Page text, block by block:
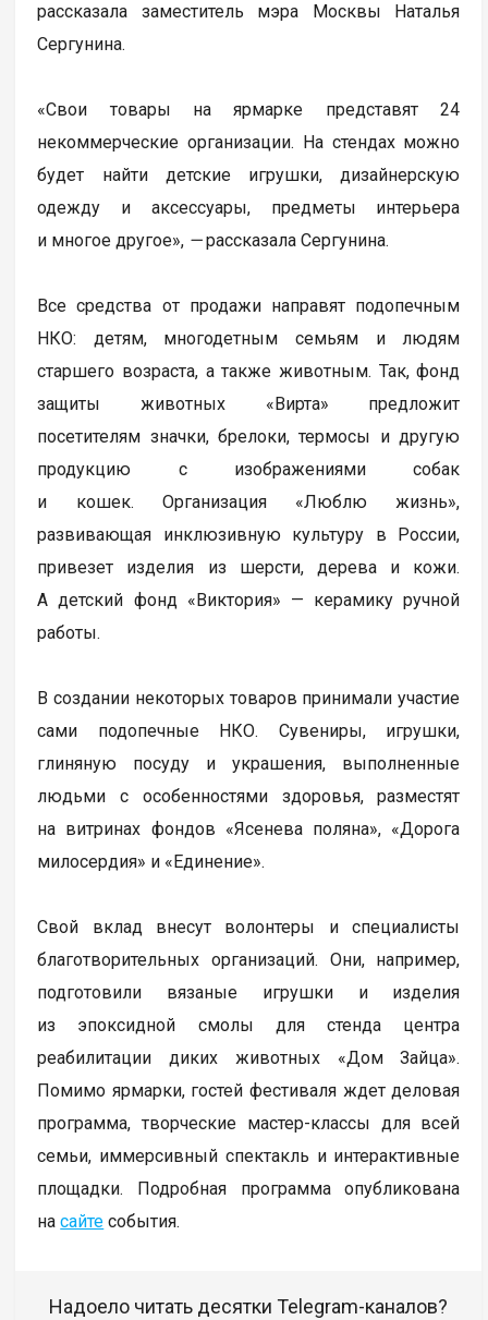
рассказала заместитель мэра Москвы Наталья
Сергунина.
«Свои товары на ярмарке представят 24
некоммерческие организации. На стендах можно
будет найти детские игрушки, дизайнерскую
одежду и аксессуары, предметы интерьера
и многое другое», —рассказала Сергунина.
Все средства от продажи направят подопечным
НКО: детям, многодетным семьям и людям
старшего возраста, а также животным. Так, фонд
защиты животных «Вирта» предложит
посетителям значки, брелоки, термосы и другую
продукцию с изображениями собак
и кошек. Организация «Люблю жизнь»,
развивающая инклюзивную культуру в России,
привезет изделия из шерсти, дерева и кожи.
А детский фонд «Виктория» — керамику ручной
работы.
В создании некоторых товаров принимали участие
сами подопечные НКО. Сувениры, игрушки,
глиняную посуду и украшения, выполненные
людьми с особенностями здоровья, разместят
на витринах фондов «Ясенева поляна», «Дорога
милосердия» и «Единение».
Свой вклад внесут волонтеры и специалисты
благотворительных организаций. Они, например,
подготовили вязаные игрушки и изделия
из эпоксидной смолы для стенда центра
реабилитации диких животных «Дом Зайца».
Помимо ярмарки, гостей фестиваля ждет деловая
программа, творческие мастер-классы для всей
семьи, иммерсивный спектакль и интерактивные
площадки. Подробная программа опубликована
насайте события.
Надоело читать десятки Telegram-каналов?